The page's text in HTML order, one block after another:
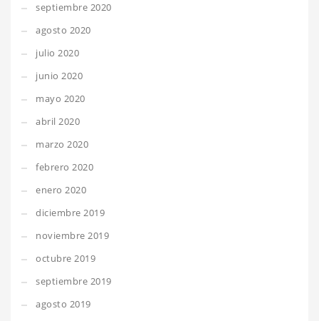
septiembre 2020
agosto 2020
julio 2020
junio 2020
mayo 2020
abril 2020
marzo 2020
febrero 2020
enero 2020
diciembre 2019
noviembre 2019
octubre 2019
septiembre 2019
agosto 2019